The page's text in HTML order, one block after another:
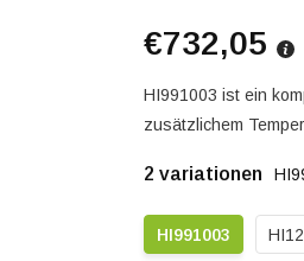
€732,05
HI991003 ist ein
zusätzlichem
2 variationen
HI991003